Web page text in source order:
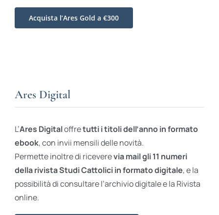
Acquista l’Ares Gold a €300
Ares Digital
L’Ares Digitaloffretutti i titoli dell’anno in formato
ebook, con invii mensili delle novità.
Permette inoltre di riceverevia mail gli 11 numeri
della rivista Studi Cattolici in formato digitale, e la
possibilità di consultare l’archivio digitale e la Rivista
online.